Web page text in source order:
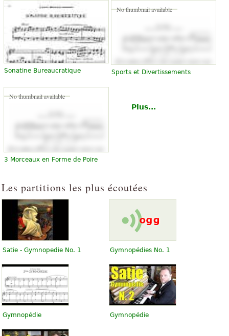
Sonatine Bureaucratique
No thumbnail available
Sports et Divertissements
No thumbnail available
3 Morceaux en Forme de Poire
Plus...
Les partitions les plus écoutées
Satie - Gymnopedie No. 1 Gymnopédies No. 1
Gymnopédie Gymnopédie